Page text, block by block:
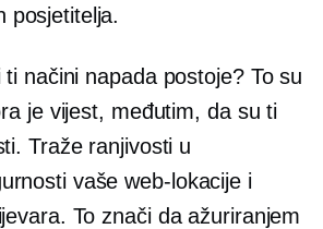
posjetitelja.
načini napada postoje? To su
je vijest, međutim, da su ti
Traže ranjivosti u
vaše web-lokacije i
To znači da ažuriranjem